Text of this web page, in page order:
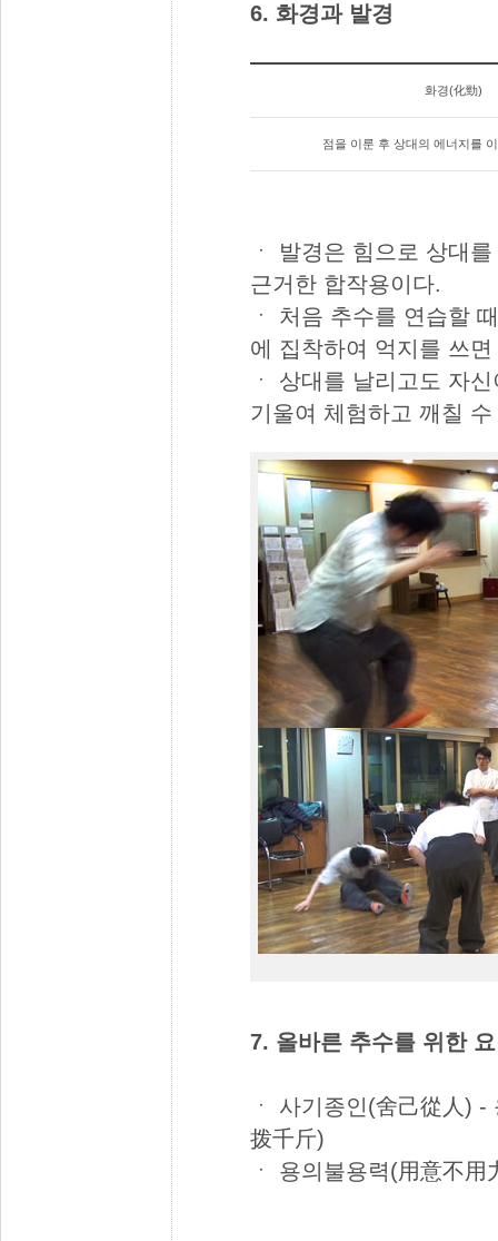
6. 화경과 발경
화경(化勁)
점을 이룬 후 상대의 에너지를
ㆍ 발경은 힘으로 상대
근거한 합작용이다.
ㆍ 처음 추수를 연습할
에 집착하여 억지를 쓰
ㆍ 상대를 날리고도 자
기울여 체험하고 깨칠
7. 올바른 추수를 위한
ㆍ 사기종인(舍己從人)
拨千斤)
ㆍ 용의불용력(用意不